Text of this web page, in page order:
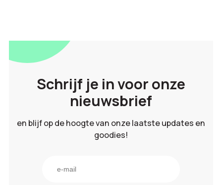
Schrijf je in voor onze
nieuwsbrief
en blijf op de hoogte van onze laatste updates en
goodies!